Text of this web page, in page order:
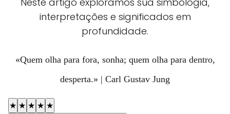
interpretações e significados em
profundidade.
«Quem olha para fora, sonha; quem olha para dentro,
desperta.» | Carl Gustav Jung
★ ★ ★ ★ ★